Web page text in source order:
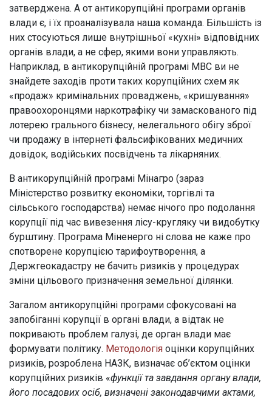
затверджена. А от антикорупційні програми органів
влади є, і їх проаналізувала наша команда. Більшість із
них стосуються лише внутрішньої «кухні» відповідних
органів влади, а не сфер, якими вони управляють.
Наприклад, в антикорупційній програмі МВС ви не
знайдете заходів проти таких корупційних схем як
«продаж» кримінальних проваджень, «кришування»
правоохоронцями наркотрафіку чи замаскованого під
лотерею грального бізнесу, нелегального обігу зброї
чи продажу в інтернеті фальсифікованих медичних
довідок, водійських посвідчень та лікарняних.
В антикорупційній програмі Мінагро (зараз
Міністерство розвитку економіки, торгівлі та
сільського господарства) немає нічого про подолання
корупції під час вивезення лісу-кругляку чи видобутку
бурштину. Програма Міненерго ні слова не каже про
спотворене корупцією тарифоутворення, а
Держгеокадастру не бачить ризиків у процедурах
зміни цільового призначення земельної ділянки.
Загалом антикорупційні програми сфокусовані на
запобіганні корупції в органі влади, а відтак не
покривають проблем галузі, де орган влади має
формувати політику. Методологія оцінки корупційних
ризиків, розроблена НАЗК, визначає об’єктом оцінки
корупційних ризиків «функції та завдання органу влади,
його посадових осіб, визначені законодавчими актами,